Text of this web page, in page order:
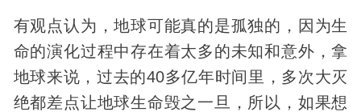
有观点认为，地球可能真的是孤独的，因为生
命的演化过程中存在着太多的未知和意外，拿
地球来说，过去的40多亿年时间里，多次大灭
绝都差点让地球生命毁之一旦，所以，如果想